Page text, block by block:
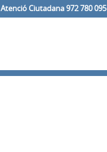
Atenció Ciutadana 972 780 095